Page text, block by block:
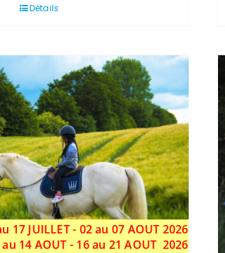
Détails
17 JUILLET - 02 au 07 AOUT 2026
au 14 AOUT - 16 au 21 AOUT 2026